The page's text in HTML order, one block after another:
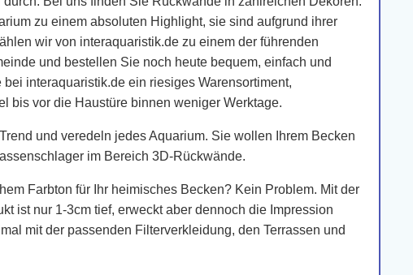
zu einem absoluten Highlight, sie sind aufgrund ihrer
wir von interaquaristik.de zu einem der führenden
und bestellen Sie noch heute bequem, einfach und
interaquaristik.de ein riesiges Warensortiment,
bis vor die Haustüre binnen weniger Werktage.
und veredeln jedes Aquarium. Sie wollen Ihrem Becken
im Bereich 3D-Rückwände.
Farbton für Ihr heimisches Becken? Kein Problem. Mit der
ist nur 1-3cm tief, erweckt aber dennoch die Impression
mit der passenden Filterverkleidung, den Terrassen und